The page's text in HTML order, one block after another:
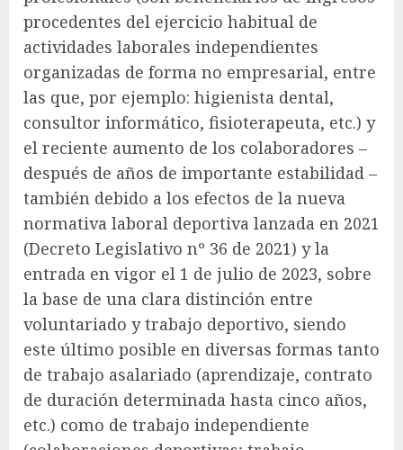
procedentes del ejercicio habitual de
actividades laborales independientes
organizadas de forma no empresarial, entre
las que, por ejemplo: higienista dental,
consultor informático, fisioterapeuta, etc.) y
el reciente aumento de los colaboradores –
después de años de importante estabilidad –
también debido a los efectos de la nueva
normativa laboral deportiva lanzada en 2021
(Decreto Legislativo nº 36 de 2021) y la
entrada en vigor el 1 de julio de 2023, sobre
la base de una clara distinción entre
voluntariado y trabajo deportivo, siendo
este último posible en diversas formas tanto
de trabajo asalariado (aprendizaje, contrato
de duración determinada hasta cinco años,
etc.) como de trabajo independiente